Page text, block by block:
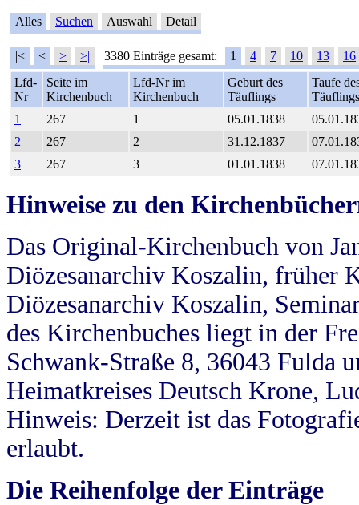
Alles Suchen Auswahl Detail
|< < > >| 3380 Einträge gesamt: 1 4 7 10 13
16
Lfd-
Nr
Seite im
Kirchenbuch
Lfd-Nr im
Kirchenbuch
Geburt des
Täuflings
Taufe
Täuflings
1
267 1 05.01.1838
2
267 2 31.12.1837
3
267 3 01.01.1838
Hinweise zu den
Das Original-Kirchenbuch von
Diözesanarchiv Koszalin, früher
Diözesanarchiv Koszalin,
des Kirchenbuches liegt in der
Schwank-Straße 8, 36043 Fulda
Heimatkreises Deutsch Krone,
Hinweis: Derzeit ist das
erlaubt.
Die Reihenfolge der Einträge